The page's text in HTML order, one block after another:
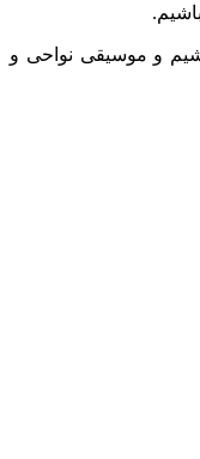
و موسیقی نواحی و